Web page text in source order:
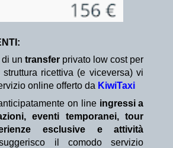
un transfer privato low cost per
ricettiva (e viceversa) vi
online offerto da KiwiTaxi
on line ingressi a
eventi temporanei, tour
esclusive e attività
il comodo servizio